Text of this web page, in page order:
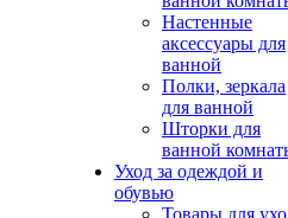
Настенные
аксессуары для
ванной
Полки, зеркала
для ванной
Шторки для
ванной
Уход за одеждой и
обувью
Товары для